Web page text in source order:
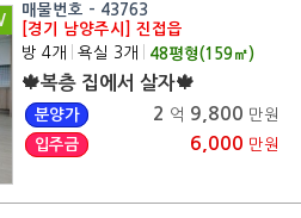
매물번호 - 43763
[경기 남양주시] 진접읍
방 4개
욕실 3개 48평형(159㎡)
🍁복층 집에서 살자🍁
분양가 2 억 9,800 만원
입주금
6,000 만원